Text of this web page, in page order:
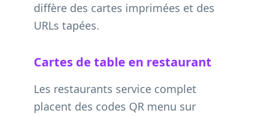
diffère des cartes imprimées et des
URLs tapées.
Cartes de table en restaurant
Les restaurants service complet
placent des codes QR menu sur